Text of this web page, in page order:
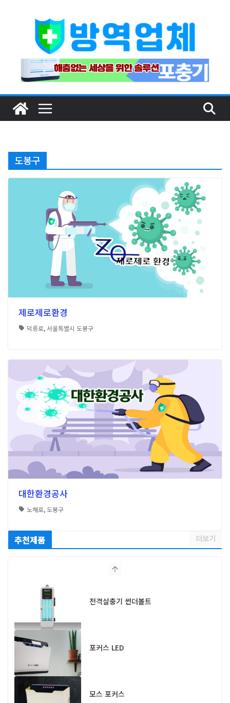
도봉구
제로제로환경
덕릉로,서울특별시 도봉구
대한환경공사
노해로,도봉구
추천제품 더보기
전격살충기 썬더볼트
포커스 LED
모스 포커스